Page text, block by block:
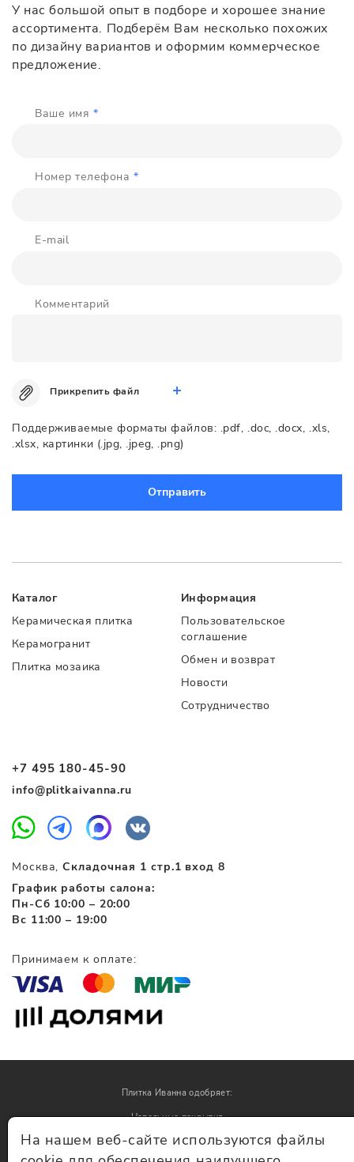
Ваше имя *
Номер телефона*
E-mail
Комментарий
Прикрепить файл
Поддерживаемые форматы файлов: .pdf, .doc, .docx, .xls,
.xlsx, картинки (.jpg, .jpeg, .png)
Отправить
У нас большой опыт в подборе и хорошее знание
ассортимента. Подберём Вам несколько похожих
по дизайну вариантов и оформим коммерческое
предложение.
+7 495 180-45-90
info@plitkaivanna.ru
Москва,Складочная 1 стр.1 вход 8
График работы салона:
Пн-Сб 10:00 – 20:00
Вс 11:00 – 19:00
Каталог
Керамическая плитка
Керамогранит
Плитка мозаика
Информация
Пользовательское
соглашение
Обмен и возврат
Новости
Сотрудничество
Принимаем к оплате:
Плитка Иванна одобряет:
Напольные покрытия
Обои
На нашем веб-сайте используются файлы